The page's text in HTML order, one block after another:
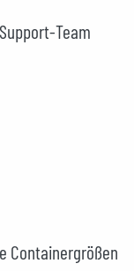
Team
Containergrößen